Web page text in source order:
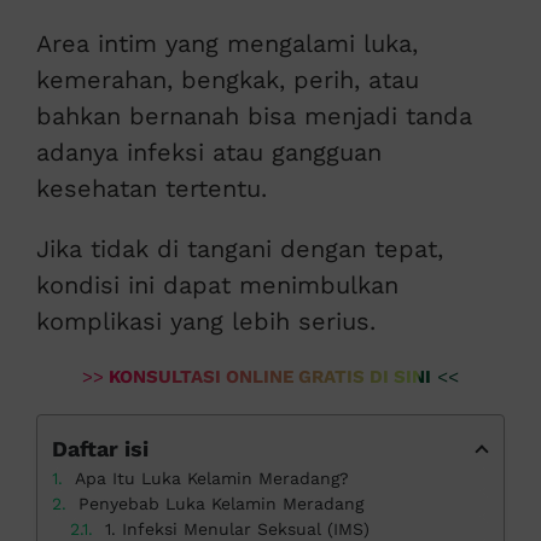
Area intim yang mengalami luka,
kemerahan, bengkak, perih, atau
bahkan bernanah bisa menjadi tanda
adanya infeksi atau gangguan
kesehatan tertentu.
Jika tidak di tangani dengan tepat,
kondisi ini dapat menimbulkan
komplikasi yang lebih serius.
>> KONSULTASI ONLINE GRATIS DI SINI <<
Daftar isi
Apa Itu Luka Kelamin Meradang?
Penyebab Luka Kelamin Meradang
1. Infeksi Menular Seksual (IMS)